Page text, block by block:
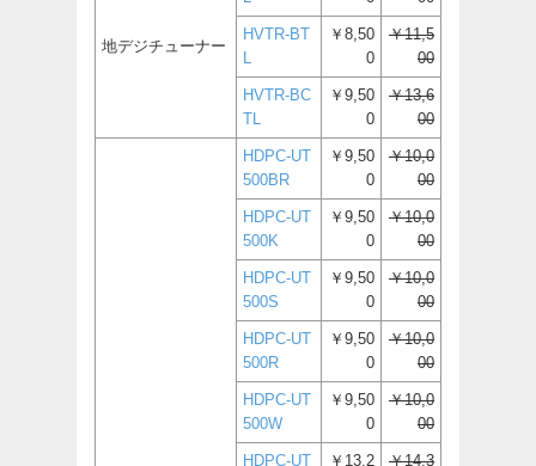
地デジチューナー
HVTR-BT
￥8,50
0
￥11,5
00
HVTR-BC
TL
￥9,50
0
￥13,6
00
HDPC-UT
500BR
￥9,50
0
￥10,0
00
HDPC-UT
500K
￥9,50
0
￥10,0
00
HDPC-UT
500S
￥9,50
0
￥10,0
00
HDPC-UT
500R
￥9,50
0
￥10,0
00
HDPC-UT
500W
￥9,50
0
￥10,0
00
HDPC-UT
￥13,2
￥14,3